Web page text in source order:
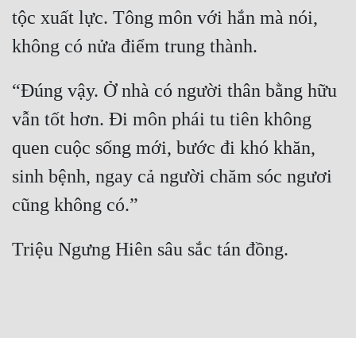
tộc xuất lực. Tông môn với hắn mà nói,
“Đúng vậy. Ở nhà có người thân bằng hữu
vẫn tốt hơn. Đi môn phái tu tiên không
quen cuộc sống mới, bước đi khó khăn,
sinh bệnh, ngay cả người chăm sóc ngươi
Triệu Ngưng Hiên sâu sắc tán đồng.